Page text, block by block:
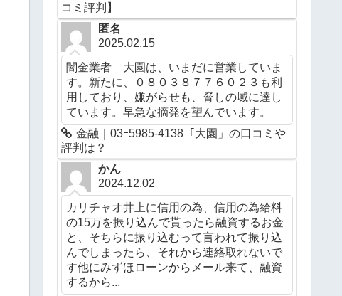
コミ評判】
匿名
2025.02.15
闇金業者 大園は、いまだに営業していま
す。新たに、０８０３８７７６０２３も利
用しており、嫌がらせも、脅しの域に達し
ています。早急な摘発を望んでいます。
金融｜03ｰ5985-4138「大園」の口コミや
評判は？
かん
2024.12.02
カリチャオ井上に信用の為、信用の為給料
の15万を振り込んで貰ったら融資するお金
と、そちらに振り込むって言われて振り込
んでしまったら、それから連絡取れないで
す他にみずほローンからメール来て、融資
するから...